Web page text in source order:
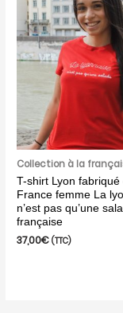
Collection à la
T-shirt Lyon fabriqué
France femme La
n’est pas qu’une
française
37,00€ (TTC)